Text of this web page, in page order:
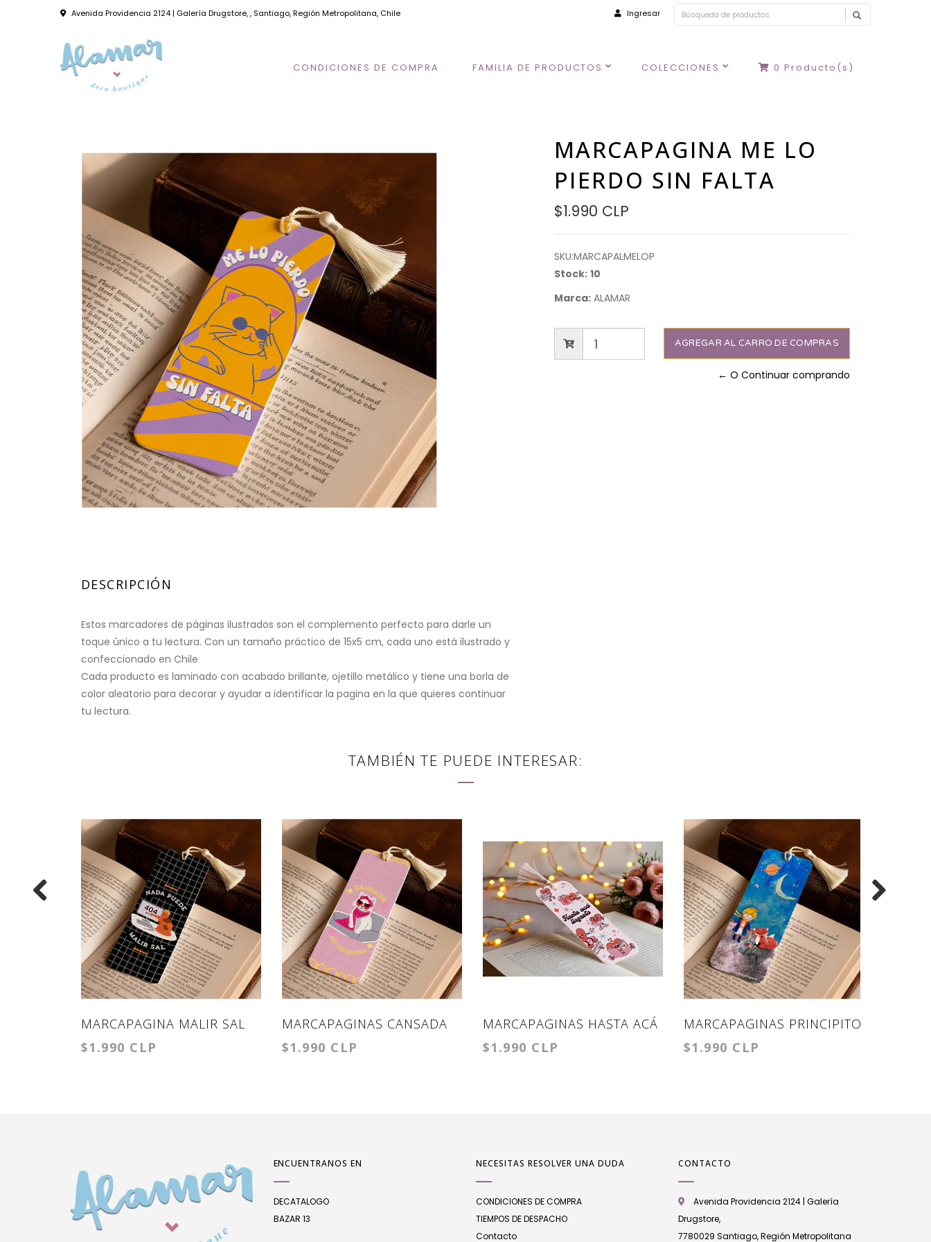
Avenida Providencia 2124 | Galería Drugstore, , Santiago, Región Metropolitana, Chile Ingresar
CONDICIONES DE COMPRA FAMILIA DE PRODUCTOS COLECCIONES 0 Producto(s)
DESCRIPCIÓN
Estos marcadores de páginas ilustrados son el complemento perfecto para darle un
toque único a tu lectura. Con un tamaño práctico de 15x5 cm, cada uno está ilustrado y
confeccionado en Chile
Cada producto es laminado con acabado brillante, ojetillo metálico y tiene una borla de
color aleatorio para decorar y ayudar a identificar la pagina en la que quieres continuar
tu lectura.
MARCAPAGINA ME LO
PIERDO SIN FALTA
$1.990 CLP
SKU:MARCAPALMELOP
Stock: 10
Marca:ALAMAR
← O Continuar comprando
TAMBIÉN TE PUEDE INTERESAR:
MARCAPAGINA MALIR SAL
$1.990 CLP
MARCAPAGINAS CANSADA
DE TRIUNFAR
$1.990 CLP
MARCAPAGINAS HASTA ACÁ
LLEGASTE
$1.990 CLP
MARCAPAGINAS PRINCIPITO
$1.990 CLP
ENCUENTRANOS EN
DECATALOGO
BAZAR 13
NECESITAS RESOLVER UNA DUDA
CONDICIONES DE COMPRA
TIEMPOS DE DESPACHO
Contacto
CONTACTO
Avenida Providencia 2124 | Galería
Drugstore,
7780029 Santiago, Región Metropolitana